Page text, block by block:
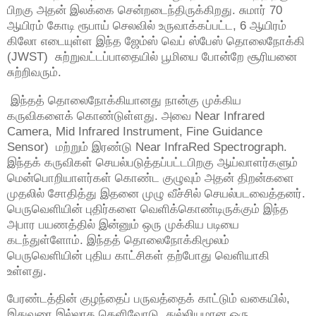
பிறகு அதன் இலக்கை சென்றடைந்திருக்கிறது. சுமார் 70
ஆயிரம் கோடி ரூபாய் செலவில் உருவாக்கப்பட்ட, 6 ஆயிரம்
கிலோ எடையுள்ள இந்த ஜேம்ஸ் வெப் ஸ்பேஸ் தொலைநோக்கி
(JWST) சுற்றுவட்டப்பாதையில் பூமியை போன்றே சூரியனை
சுற்றிவரும்.
இந்தத் தொலைநோக்கியானது நான்கு முக்கிய
கருவிகளைக் கொண்டுள்ளது. அவை Near Infrared
Camera, Mid Infrared Instrument, Fine Guidance
Sensor) மற்றும் இரண்டு Near InfraRed Spectrograph.
இந்தக் கருவிகள் செயல்படுத்தப்பட்டபிறகு ஆய்வாளர்களும்
மென்பொறியாளர்கள் கொண்ட குழுவும் அதன் திறன்களை
முதலில் சோதித்து இதனை முழு வீச்சில் செயல்படவைத்தனர்.
பெருவெளியின் புதிர்களை வெளிக்கொண்டிருக்கும் இந்த
அபார பயணத்தில் இன்னும் ஒரு முக்கிய படியை
கடந்துள்ளோம். இந்தத் தொலைநோக்கிமூலம்
பெருவெளியின் புதிய காட்சிகள் தற்போது வெளியாகி
உள்ளது.
பேரண்டத்தின் குழந்தைப் பருவத்தைக் காட்டும் வகையில்,